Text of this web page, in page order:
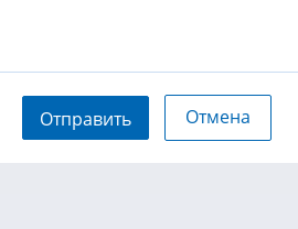
Отправить Отмена